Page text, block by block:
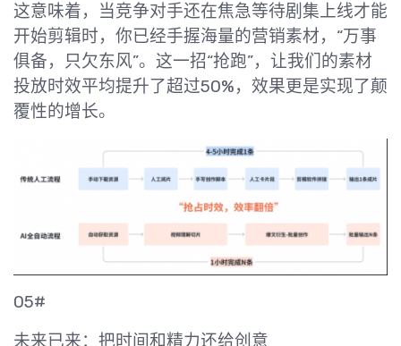
这意味着，当竞争对手还在焦急等待剧集上线才能
开始剪辑时，你已经手握海量的营销素材，“万事
俱备，只欠东风”。这一招“抢跑”，让我们的素材
投放时效平均提升了超过50%，效果更是实现了颠
覆性的增长。
05#
未来已来：把时间和精力还给创意